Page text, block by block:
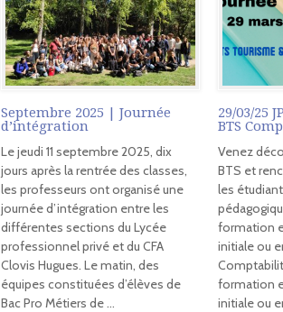
Septembre 2025 | Journée
d’intégration
Le jeudi 11 septembre 2025, dix
jours après la rentrée des classes,
les professeurs ont organisé une
journée d’intégration entre les
différentes sections du Lycée
professionnel privé et du CFA
Clovis Hugues. Le matin, des
équipes constituées d’élèves de
Bac Pro Métiers de ...
29/03/25
BTS
Venez
BTS et
les
formation
initiale ou
formation
initiale ou